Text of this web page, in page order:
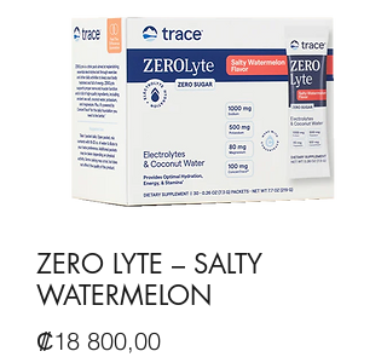
ZERO LYTE – SALTY
WATERMELON
₡18 800,00Precio